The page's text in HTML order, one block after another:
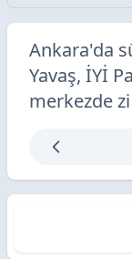
Ankara'da
Yavaş, İYİ
merkezde zi
Ankara'da